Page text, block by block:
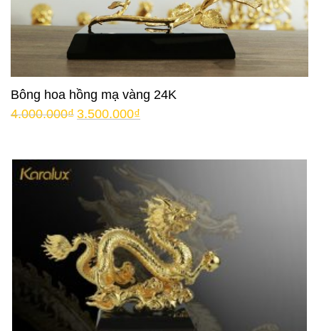
Bông hoa hồng mạ vàng 24K
4.000.000₫ 3.500.000₫